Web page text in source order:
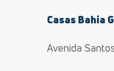
Casas Bahia
Avenida